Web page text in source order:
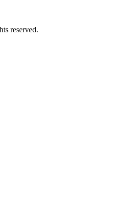
reserved.